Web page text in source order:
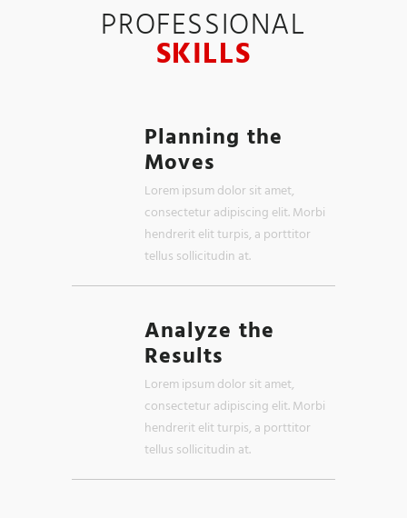
PROFESSIONAL
SKILLS
Planning the
Moves
Lorem ipsum dolor sit amet,
consectetur adipiscing elit. Morbi
hendrerit elit turpis, a porttitor
tellus sollicitudin at.
Analyze the
Results
Lorem ipsum dolor sit amet,
consectetur adipiscing elit. Morbi
hendrerit elit turpis, a porttitor
tellus sollicitudin at.